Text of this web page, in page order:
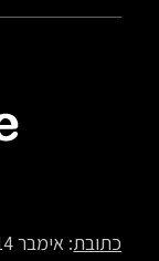
כתובת: אימבר 14 פתח תקווה